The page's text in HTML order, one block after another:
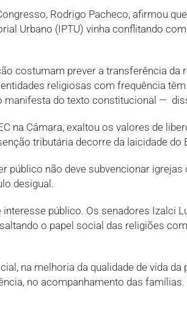
Rodrigo Pacheco, afirmou
Urbano (IPTU) vinha conflitando
costumam prever a transferência da
religiosas com frequência
manifesta do texto constitucional —
na Câmara, exaltou os valores de
tributária decorre da laicidade do
não deve subvencionar igrejas
desigual.
público. Os senadores Izalci
o papel social das religiões
na melhoria da qualidade de vida da
no acompanhamento das